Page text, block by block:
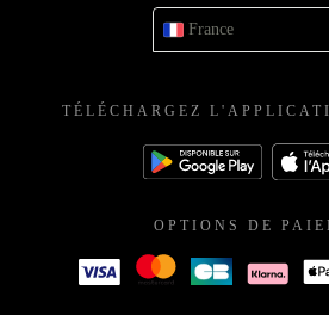
France
TÉLÉCHARGEZ
OPTIONS DE